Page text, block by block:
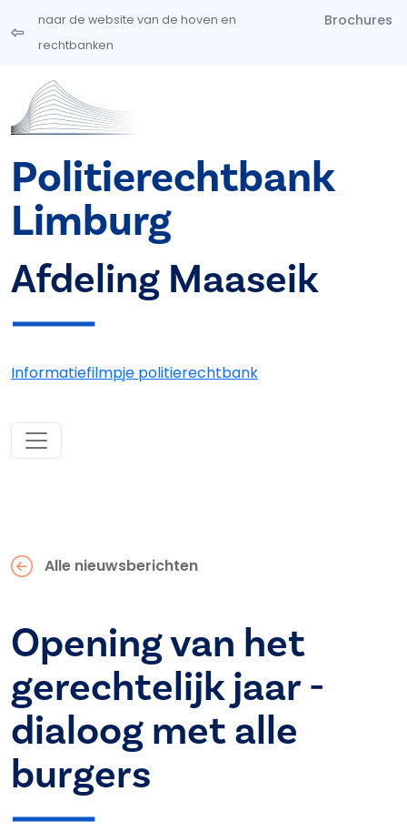
Overslaan en naar de inhoud gaan
naar de website van de hoven en
rechtbanken
Brochures
Politierechtbank
Limburg
Afdeling Maaseik
Informatiefilmpje politierechtbank
Alle nieuwsberichten
Opening van het
gerechtelijk jaar -
dialoog met alle
burgers